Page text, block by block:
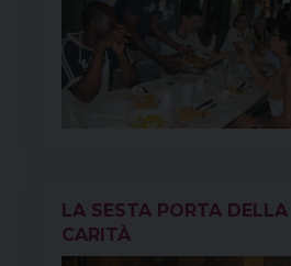
LA SESTA PORTA DELLA
CARITÀ